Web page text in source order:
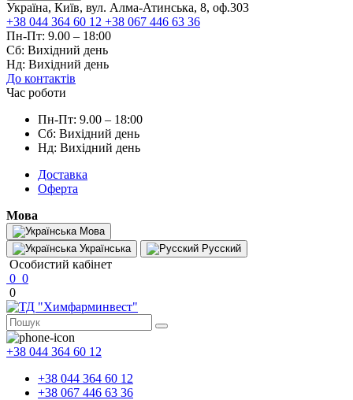
Україна, Київ, вул. Алма-Атинська, 8, оф.303
+38 044 364 60 12 +38 067 446 63 36
Пн-Пт: 9.00 – 18:00
Сб: Вихідний день
Нд: Вихідний день
До контактів
Час роботи
Пн-Пт: 9.00 – 18:00
Сб: Вихідний день
Нд: Вихідний день
Доставка
Оферта
Мова
Мова
Українська
Русский
Особистий кабінет
0 0
0
+38 044 364 60 12
+38 044 364 60 12
+38 067 446 63 36